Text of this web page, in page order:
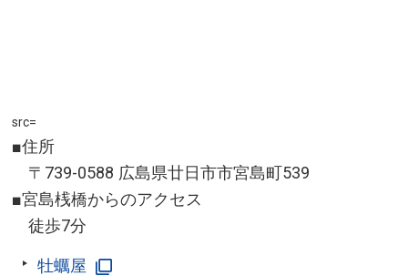
src=
■住所
〒739-0588 広島県廿日市市宮島町539
■宮島桟橋からのアクセス
徒歩7分
牡蠣屋